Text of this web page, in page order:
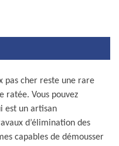
pas cher reste une rare
ratée. Vous pouvez
est un artisan
d’élimination des
capables de démousser